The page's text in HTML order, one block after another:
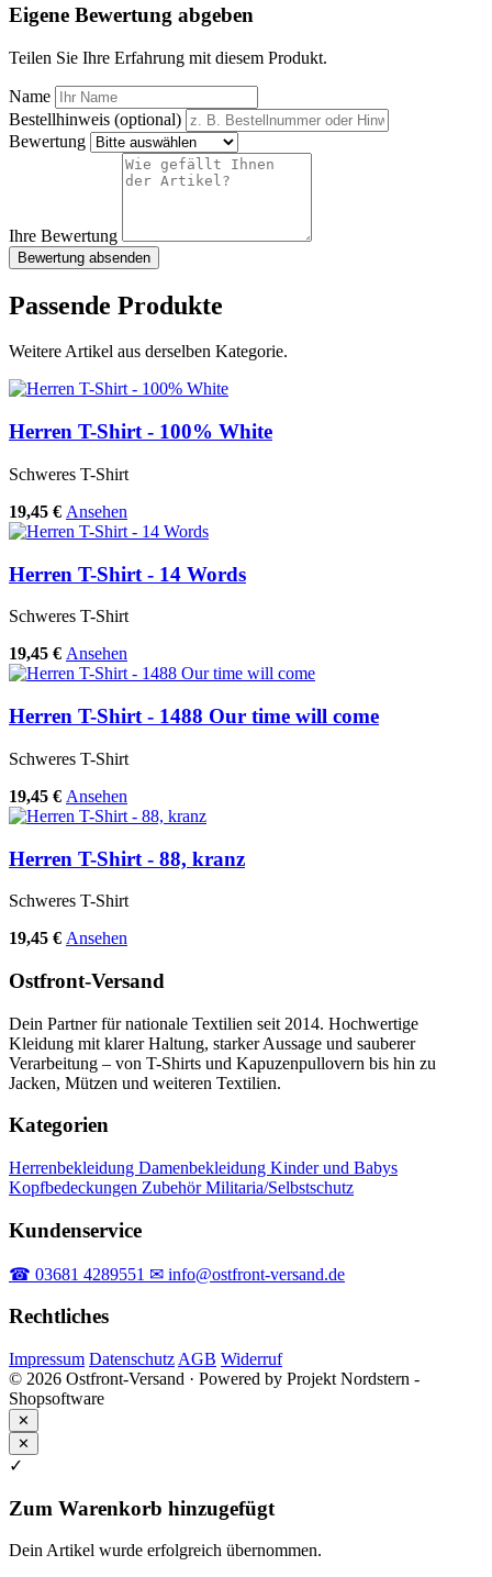
Eigene Bewertung abgeben
Teilen Sie Ihre Erfahrung mit diesem Produkt.
Name
Bestellhinweis (optional)
Bewertung
Ihre Bewertung
Bewertung absenden
Passende Produkte
Weitere Artikel aus derselben Kategorie.
Herren T-Shirt - 100% White
Schweres T-Shirt
19,45 € Ansehen
Herren T-Shirt - 14 Words
Schweres T-Shirt
19,45 € Ansehen
Herren T-Shirt - 1488 Our time will come
Schweres T-Shirt
19,45 € Ansehen
Herren T-Shirt - 88, kranz
Schweres T-Shirt
19,45 € Ansehen
Ostfront-Versand
Dein Partner für nationale Textilien seit 2014. Hochwertige
Kleidung mit klarer Haltung, starker Aussage und sauberer
Verarbeitung – von T-Shirts und Kapuzenpullovern bis hin zu
Jacken, Mützen und weiteren Textilien.
Kategorien
Herrenbekleidung Damenbekleidung Kinder und Babys
Kopfbedeckungen ZubehörMilitaria/Selbstschutz
Kundenservice
☎ 03681 4289551 ✉ info@ostfront-versand.de
Rechtliches
Impressum Datenschutz AGB Widerruf
© 2026 Ostfront-Versand · Powered by Projekt Nordstern -
Shopsoftware
✕
✕
✓
Zum Warenkorb hinzugefügt
Dein Artikel wurde erfolgreich übernommen.